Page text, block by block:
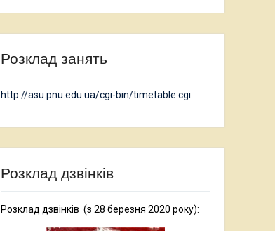
Розклад занять
http://asu.pnu.edu.ua/cgi-bin/timetable.cgi
Розклад дзвінків
Розклад дзвінків (з 28 березня 2020 року):